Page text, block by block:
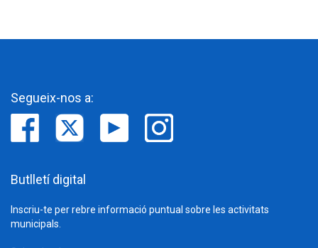
Segueix-nos a:
Butlletí digital
Inscriu-te per rebre informació puntual sobre les activitats
municipals.